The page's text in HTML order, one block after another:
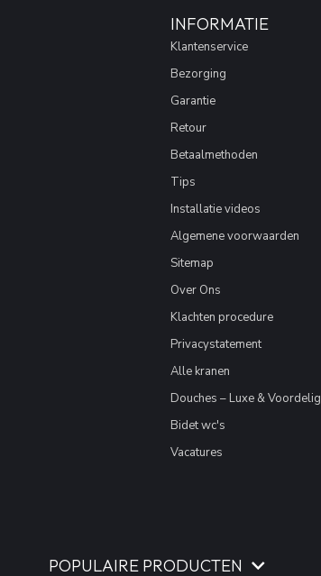
INFORMATIE
Klantenservice
Bezorging
Garantie
Retour
Betaalmethoden
Tips
Installatie videos
Algemene voorwaarden
Sitemap
Over Ons
Klachten procedure
Privacystatement
Alle kranen
Douches – Luxe & Voordelig
Bidet wc's
Vacatures
POPULAIRE PRODUCTEN